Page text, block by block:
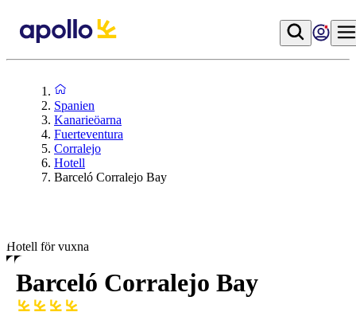
Spanien
Kanarieöarna
Fuerteventura
Corralejo
Hotell
Barceló Corralejo Bay
Hotell för vuxna
Barceló Corralejo Bay